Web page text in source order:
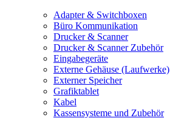
Adapter & Switchboxen
Büro Kommunikation
Drucker & Scanner
Drucker & Scanner Zubehör
Eingabegeräte
Externe Gehäuse (Laufwerke)
Externer Speicher
Grafiktablet
Kabel
Kassensysteme und Zubehör